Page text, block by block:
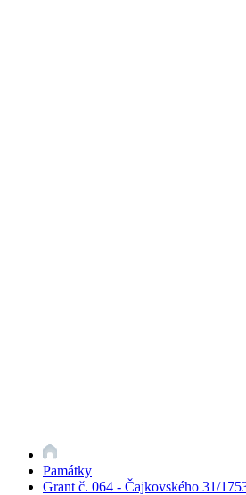
Památky
Grant č. 064 - Čajkovského 31/